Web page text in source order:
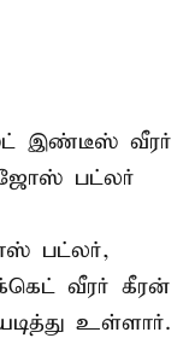
இண்டீஸ் வீரர்
பட்லர்
பட்லர்,
வீரர் கீரன்
உள்ளார்.